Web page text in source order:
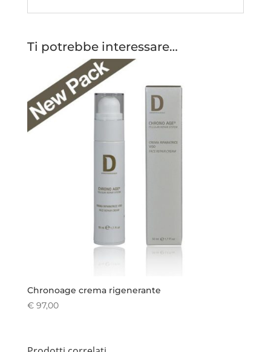
Ti potrebbe interessare…
Chronoage crema rigenerante
€97,00